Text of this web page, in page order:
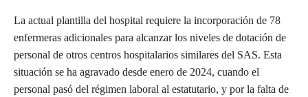
La actual plantilla del hospital requiere la incorporación de 78
enfermeras adicionales para alcanzar los niveles de dotación de
personal de otros centros hospitalarios similares del SAS. Esta
situación se ha agravado desde enero de 2024, cuando el
personal pasó del régimen laboral al estatutario, y por la falta de